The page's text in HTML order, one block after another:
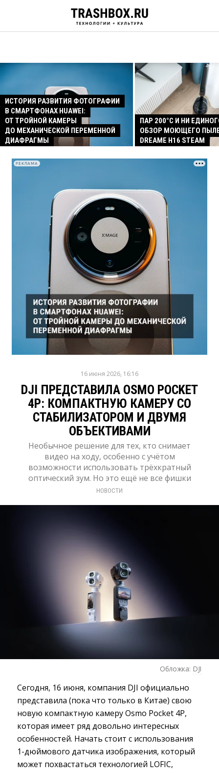
ИСТОРИЯ РАЗВИТИЯ ФОТОГРАФИИ
В СМАРТФОНАХ HUAWEI:
ОТ ТРОЙНОЙ КАМЕРЫ
ДО МЕХАНИЧЕСКОЙ ПЕРЕМЕННОЙ
ДИАФРАГМЫ
ПАР 200°C И НИ
ОБЗОР МОЮЩЕГО
DREAME H16 STEAM
РЕКЛАМА
16 июня 2026, 16:16
DJI ПРЕДСТАВИЛА OSMO POCKET
4P: КОМПАКТНУЮ КАМЕРУ СО
СТАБИЛИЗАТОРОМ И ДВУМЯ
ОБЪЕКТИВАМИ
Необычное решение для тех, кто снимает
видео на ходу, особенно с учётом
возможности использовать трёхкратный
оптический зум. Но это ещё не все фишки
НОВОСТИ
Обложка: DJI
Сегодня, 16 июня, компания DJI официально
представила (пока что только в Китае) свою
новую компактную камеру Osmo Pocket 4P,
которая имеет ряд довольно интересных
особенностей. Начать стоит с использования
1-дюймового датчика изображения, который
может похвастаться технологией LOFIC,